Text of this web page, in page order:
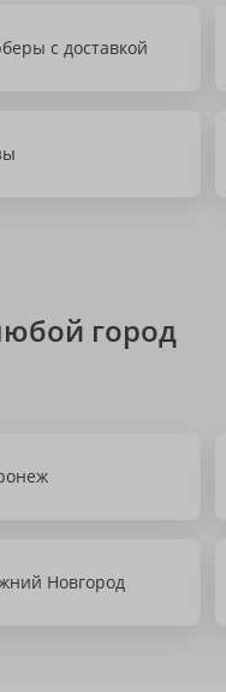
с доставкой
город
Новгород